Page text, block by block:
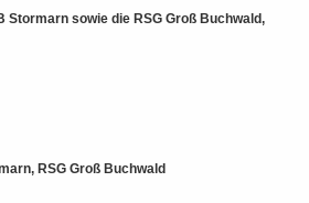
Stormarn sowie die RSG Groß Buchwald,
RSG Groß Buchwald